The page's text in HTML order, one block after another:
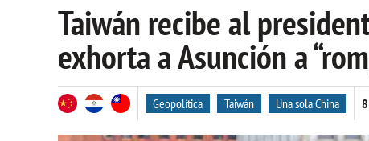
Taiwán recibe al
exhorta a Asunción a
Geopolítica Taiwán Una sola China